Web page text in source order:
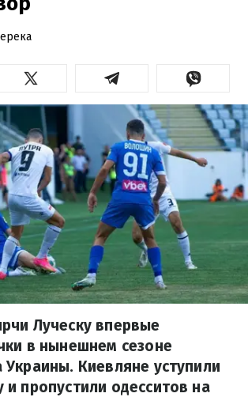
Луческу впервые
в нынешнем сезоне
Киевляне уступили
пропустили одесситов на